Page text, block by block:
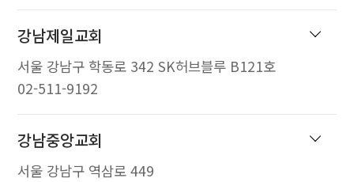
강남제일교회
서울 강남구 학동로 342 SK허브블루 B121호
02-511-9192
강남중앙교회
서울 강남구 역삼로 449